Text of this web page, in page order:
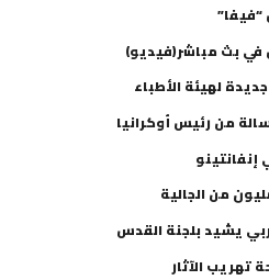
“فيفا”
في بث مباشر(فيديو)
لهيئة الأطباء
من رئيس أوكرانيا
إنفانتينو
يشيد بلجنة القدس
تهريب الآثار